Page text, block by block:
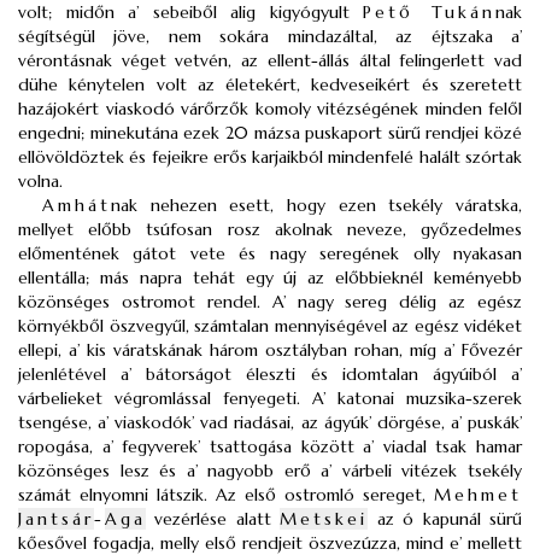
volt; midőn a’ sebeiből alig kigyógyultPető Tukánnak
ségítségül jöve, nem sokára mindazáltal, az éjtszaka a’
vérontásnak véget vetvén, az ellent-állás által felingerlett vad
dühe kénytelen volt az életekért, kedveseikért és szeretett
hazájokért viaskodó várőrzők komoly vitézségének minden felől
engedni; minekutána ezek 20 mázsa puskaport sürű rendjei közé
ellövöldöztek és fejeikre erős karjaikból mindenfelé halált szórtak
volna.
Amhátnak nehezen esett, hogy ezen tsekély váratska,
mellyet előbb tsúfosan rosz akolnak neveze, győzedelmes
előmentének gátot vete és nagy seregének olly nyakasan
ellentálla; más napra tehát egy új az előbbieknél keményebb
közönséges ostromot rendel. A’ nagy sereg délig az egész
környékből öszvegyűl, számtalan mennyiségével az egész vidéket
ellepi, a’ kis váratskának három osztályban rohan, míg a’ Fővezér
jelenlétével a’ bátorságot éleszti és idomtalan ágyúiból a’
várbelieket végromlással fenyegeti. A’ katonai muzsika-szerek
tsengése, a’ viaskodók’ vad riadásai, az ágyúk’ dörgése, a’ puskák’
ropogása, a’ fegyverek’ tsattogása között a’ viadal tsak hamar
közönséges lesz és a’ nagyobb erő a’ várbeli vitézek tsekély
számát elnyomni látszik. Az első ostromló sereget, Mehmet
Jantsár-Aga vezérlése alattMetskei
az ó kapunál sürű
kőesővel fogadja, melly első rendjeit öszvezúzza, mind e’ mellett